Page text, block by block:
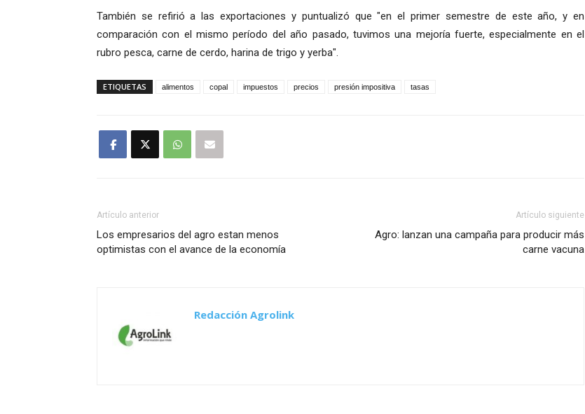
También se refirió a las exportaciones y puntualizó que "en el primer semestre de este año, y en
comparación con el mismo período del año pasado, tuvimos una mejoría fuerte, especialmente en el
rubro pesca, carne de cerdo, harina de trigo y yerba".
ETIQUETAS alimentos copal impuestos precios presión impositiva tasas
Artículo anterior
Los empresarios del agro estan menos
optimistas con el avance de la economía
Artículo siguiente
Agro: lanzan una campaña para producir más
carne vacuna
Redacción Agrolink